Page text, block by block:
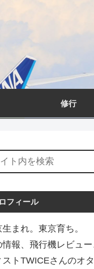
修行
フィール
まれ。東京育ち。
情報、飛行機レビュ
ストTWICEさんのオ